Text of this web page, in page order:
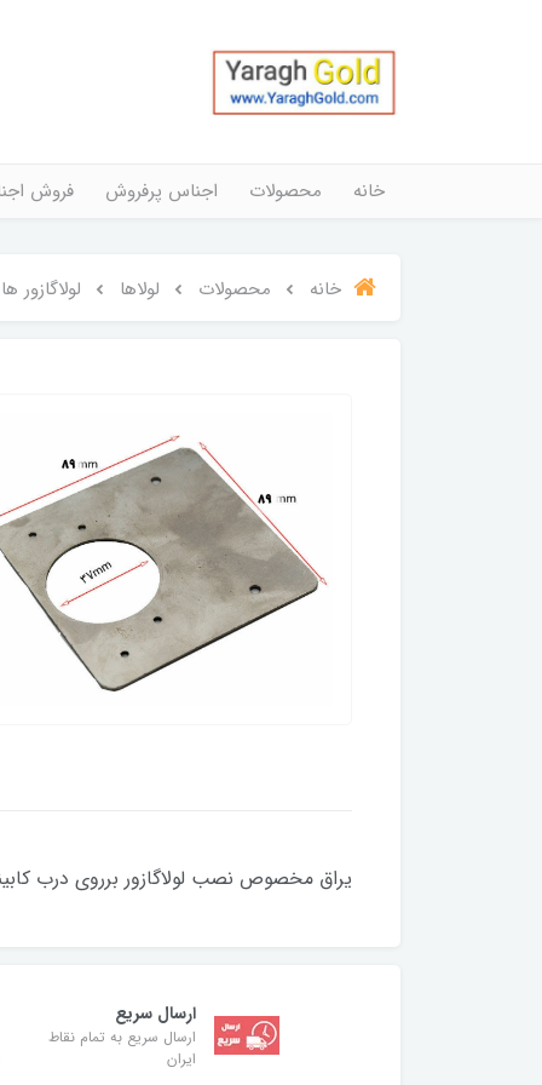
خانه محصولات اجناس پرفروش فروش
خانه محصولات لولاها لولاگازور ها
یراق مخصوص نصب لولاگازور برروی درب کابینت
ارسال سریع
ارسال سریع به تمام نقاط
ایران